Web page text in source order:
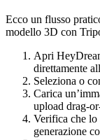
Ecco un flusso
modello 3D con
Apri
direttamente
Seleziona o
Carica
upload drag-
Verifica che lo
generazione